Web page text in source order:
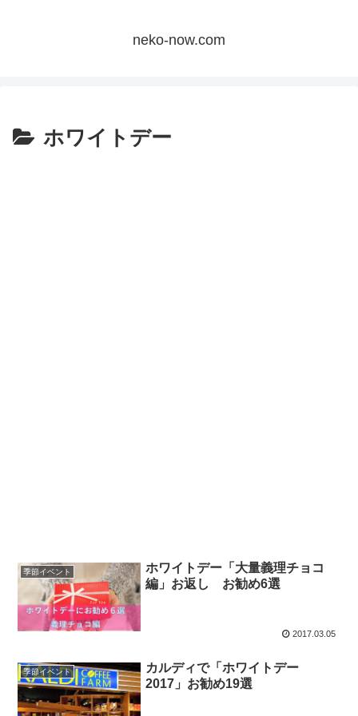
neko-now.com
ホワイトデー
季節イベント
ホワイトデー「大量義理チョコ
編」お返し お勧め6選
2017.03.05
季節イベント
カルディで「ホワイトデー
2017」お勧め19選